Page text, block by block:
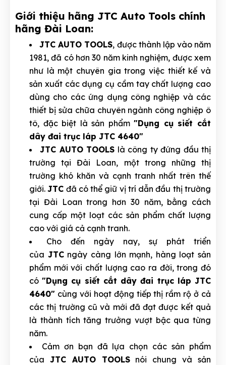
Giới thiệu hãng JTC Auto Tools chính
hãng Đài Loan:
JTC AUTO TOOLS, được thành lập vào năm
1981, đã có hơn 30 năm kinh nghiệm, được xem
như là một chuyên gia trong việc thiết kế và
sản xuất các dụng cụ cầm tay chất lượng cao
dùng cho các ứng dụng công nghiệp và các
thiết bị sửa chữa chuyên ngành công nghiệp ô
tô, đặc biệt là sản phẩm"Dụng cụ siết cắt
dây đai trục láp JTC 4640"
JTC AUTO TOOLS là công ty đứng đầu thị
trường tại Đài Loan, một trong những thị
trường khó khăn và cạnh tranh nhất trên thế
giới.JTC đã có thể giữ vị trí dẫn đầu thị trường
tại Đài Loan trong hơn 30 năm, bằng cách
cung cấp một loạt các sản phẩm chất lượng
cao với giá cả cạnh tranh.
Cho đến ngày nay, sự phát triển
của JTCngày càng lớn mạnh, hàng loạt sản
phẩm mới với chất lượng cao ra đời, trong đó
có"Dụng cụ siết cắt dây đai trục láp JTC
4640" cùng với hoạt động tiếp thị rầm rộ ở cả
các thị trường cũ và mới đã đạt được kết quả
là thành tích tăng trưởng vượt bậc qua từng
năm.
Cảm ơn bạn đã lựa chọn các sản phẩm
của JTC AUTO TOOLSnói chung và sản